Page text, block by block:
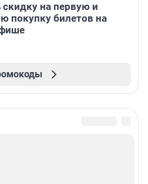
скидку на первую и
покупку билетов на